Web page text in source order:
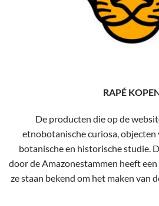
RAPÉ
De producten die op de
etnobotanische curiosa,
botanische en historische studie.
door de Amazonestammen heeft
ze staan ​​bekend om het maken van